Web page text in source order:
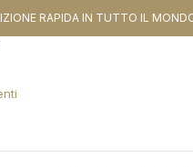
RAPIDA IN TUTTO IL